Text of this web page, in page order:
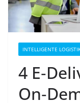
INTELLIGENTE
4